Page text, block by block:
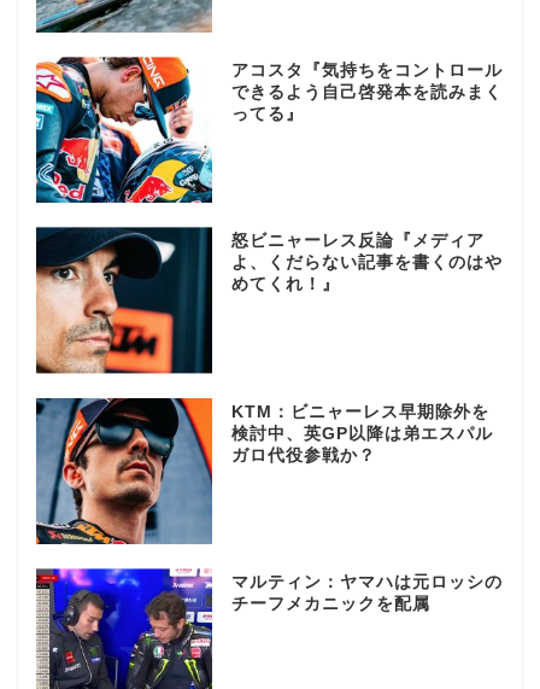
アコスタ『気持ちをコントロール
できるよう自己啓発本を読みまく
ってる』
怒ビニャーレス反論『メディア
よ、くだらない記事を書くのはや
めてくれ！』
KTM：ビニャーレス早期除外を
検討中、英GP以降は弟エスパル
ガロ代役参戦か？
マルティン：ヤマハは元ロッシの
チーフメカニックを配属